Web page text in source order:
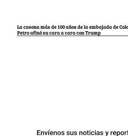
La casona más de 100 años de la embajada de
Petro afinó su cara a cara con Trump